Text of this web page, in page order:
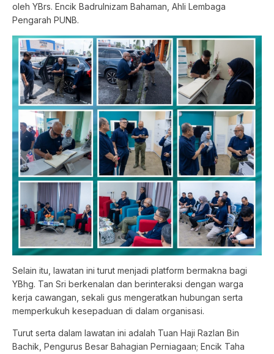
oleh YBrs. Encik Badrulnizam Bahaman, Ahli Lembaga
Pengarah PUNB.
Selain itu, lawatan ini turut menjadi platform bermakna bagi
YBhg. Tan Sri berkenalan dan berinteraksi dengan warga
kerja cawangan, sekali gus mengeratkan hubungan serta
memperkukuh kesepaduan di dalam organisasi.
Turut serta dalam lawatan ini adalah Tuan Haji Razlan Bin
Bachik, Pengurus Besar Bahagian Perniagaan; Encik Taha